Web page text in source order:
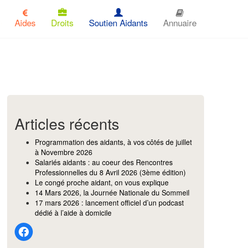
Aides Droits Soutien Aidants Annuaire
Articles récents
Programmation des aidants, à vos côtés de juillet
à Novembre 2026
Salariés aidants : au coeur des Rencontres
Professionnelles du 8 Avril 2026 (3ème édition)
Le congé proche aidant, on vous explique
14 Mars 2026, la Journée Nationale du Sommeil
17 mars 2026 : lancement officiel d’un podcast
dédié à l’aide à domicile